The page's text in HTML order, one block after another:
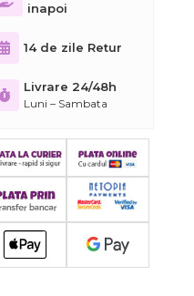
inapoi
14 de zile Retur
Livrare 24/48h
Luni – Sambata